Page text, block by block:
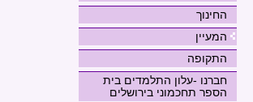
החינוך
המעיין
התקופה
חברנו -עלון התלמדים בית
הספר תחכמוני בירושלים